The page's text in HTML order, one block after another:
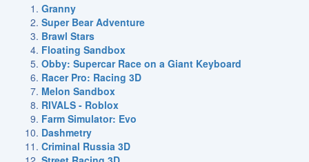
Granny
Super Bear Adventure
Brawl Stars
Floating Sandbox
Obby: Supercar Race on a Giant Keyboard
Racer Pro: Racing 3D
Melon Sandbox
RIVALS - Roblox
Farm Simulator: Evo
Dashmetry
Criminal Russia 3D